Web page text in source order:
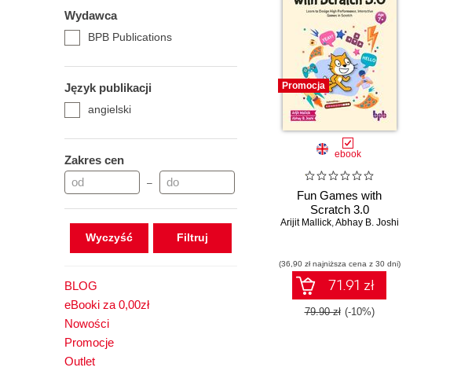
Wydawca
BPB Publications
Język publikacji
angielski
Zakres cen
–
Wyczyść
BLOG
eBooki za 0,00zł
Nowości
Promocje
Outlet
Promocja
ebook
Fun Games with
Scratch 3.0
Arijit Mallick,Abhay B. Joshi
(36,90 zł najniższa cena z 30 dni)
71.91 zł
79.90 zł (-10%)